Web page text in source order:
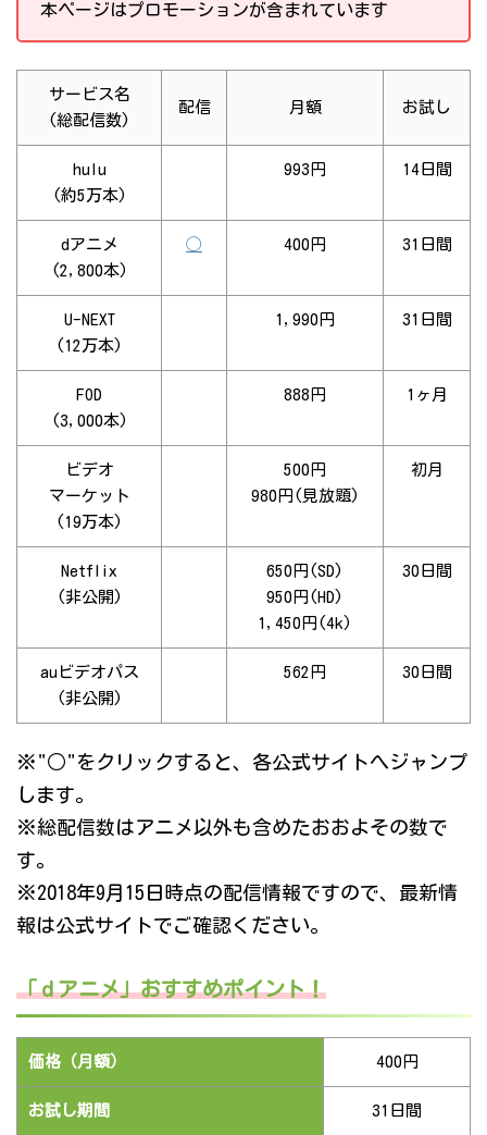
本ページはプロモーションが含まれています
サービス名
(総配信数)
配信 月額 お試し
hulu
(約5万本)
993円 14日間
dアニメ
(2,800本)
◯ 400円 31日間
U-NEXT
(12万本)
1,990円 31日間
FOD
(3,000本)
888円 1ヶ月
ビデオ
マーケット
(19万本)
500円
980円(見放題)
初月
Netflix
(非公開)
650円(SD)
950円(HD)
1,450円(4k)
30日間
auビデオパス
(非公開)
562円 30日間
※"○"をクリックすると、各公式サイトへジャンプ
します。
※総配信数はアニメ以外も含めたおおよその数で
す。
※2018年9月15日時点の配信情報ですので、最新情
報は公式サイトでご確認ください。
「ｄアニメ」おすすめポイント！
価格（月額） 400円
お試し期間 31日間